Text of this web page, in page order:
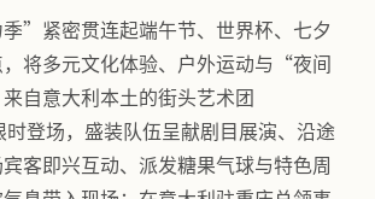
”紧密贯连起端午节、世界杯、七夕
将多元文化体验、户外运动与“夜间
自意大利本土的街头艺术团
登场，盛装队伍呈献剧目展演、沿途
客即兴互动、派发糖果气球与特色周